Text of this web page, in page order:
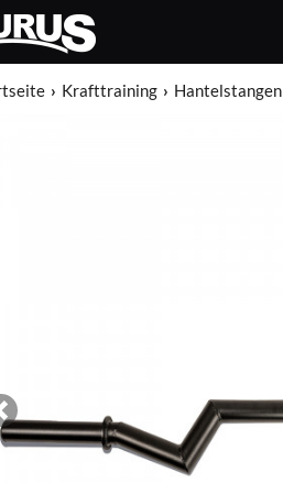
Krafttraining Hantelstangen
Previous